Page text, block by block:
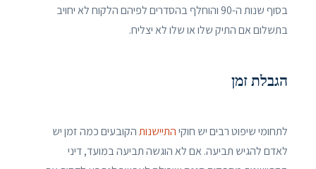
בסוף שנות ה-90 והוחלף בהסדרים לפיהם הלקוח לא יחויב
בתשלום אם התיק שלו או שלו לא יצליח.
הגבלת זמן
לתחומי שיפוט רבים יש חוקיהתיישנותהקובעים כמה זמן יש
לאדם להגיש תביעה. אם לא הוגשה תביעה במועד, דיני